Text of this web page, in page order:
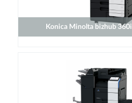
Konica Minolta bizhub 360i